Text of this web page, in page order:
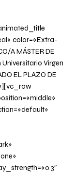
color=»Extra-
A MÁSTER DE
Universitario Virgen
EL PLAZO DE